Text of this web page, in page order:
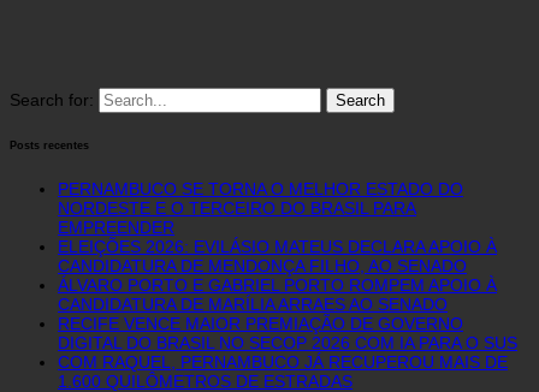
Search for:
Posts recentes
PERNAMBUCO SE TORNA O MELHOR ESTADO DO
NORDESTE E O TERCEIRO DO BRASIL PARA
EMPREENDER
ELEIÇÕES 2026: EVILÁSIO MATEUS DECLARA APOIO À
CANDIDATURA DE MENDONÇA FILHO, AO SENADO
ÁLVARO PORTO E GABRIEL PORTO ROMPEM APOIO À
CANDIDATURA DE MARÍLIA ARRAES AO SENADO
RECIFE VENCE MAIOR PREMIAÇÃO DE GOVERNO
DIGITAL DO BRASIL NO SECOP 2026 COM IA PARA O SUS
COM RAQUEL, PERNAMBUCO JÁ RECUPEROU MAIS DE
1.600 QUILÔMETROS DE ESTRADAS